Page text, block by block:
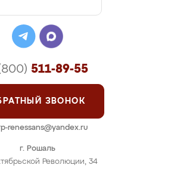
г. Рошаль
Революции, 34
511-89-55
ЗВОНОК
renessans@yandex.ru